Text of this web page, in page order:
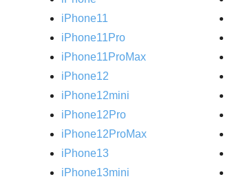
iPhone11
iPhone11Pro
iPhone11ProMax
iPhone12
iPhone12mini
iPhone12Pro
iPhone12ProMax
iPhone13
iPhone13mini